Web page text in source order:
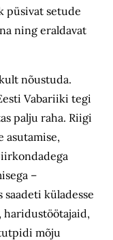
püsivat setude
ning eraldavat
nõustuda.
Vabariiki tegi
palju raha. Riigi
–
küladesse
mõju